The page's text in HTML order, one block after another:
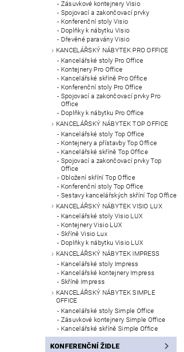
Zásuvkové kontejnery Visio
Spojovací a zakončovací prvky
Konferenční stoly Visio
Doplňky k nábytku Visio
Dřevěné paravány Visio
KANCELÁŘSKÝ NÁBYTEK PRO OFFICE
Kancelářské stoly Pro Office
Kontejnery Pro Office
Kancelářské skříně Pro Office
Konferenční stoly Pro Office
Spojovací a zakončovací prvky Pro
Office
Doplňky k nábytku Pro Office
KANCELÁŘSKÝ NÁBYTEK TOP OFFICE
Kancelářské stoly Top Office
Kontejnery a přístavby Top Office
Kancelářské skříně Top Office
Spojovací a zakončovací prvky Top
Office
Obložení skříní Top Office
Konferenční stoly Top Office
Sestavy kancelářských skříní Top Office
KANCELÁŘSKÝ NÁBYTEK VISIO LUX
Kancelářské stoly Visio LUX
Kontejnery Visio LUX
Skříně Visio Lux
Doplňky k nábytku Visio LUX
KANCELÁŘSKÝ NÁBYTEK IMPRESS
Kancelářské stoly Impress
Kancelářské kontejnery Impress
Skříně Impress
KANCELÁŘSKÝ NÁBYTEK SIMPLE
OFFICE
Kancelářské stoly Simple Office
Zásuvkové kontejnery Simple Office
Kancelářské skříně Simple Office
KONFERENČNÍ ŽIDLE